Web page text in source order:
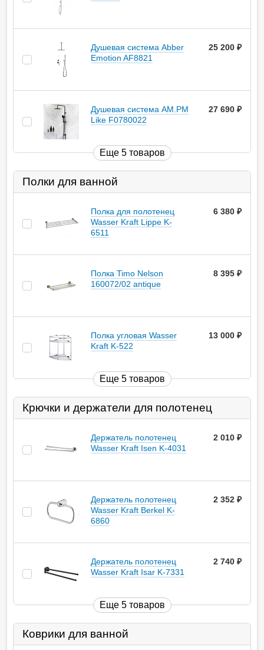
Душевая система Abber
Emotion AF8821
25 200
Душевая система AM.PM
Like F0780022
27 690
Еще 5 товаров
Полки для ванной
Полка для полотенец
Wasser Kraft Lippe K-
6511
6 380
Полка Timo Nelson
160072/02 antique
8 395
Полка угловая Wasser
Kraft K-522
13 000
Еще 5 товаров
Крючки и держатели для полотенец
Держатель полотенец
Wasser Kraft Isen K-4031
2 010
Держатель полотенец
Wasser Kraft Berkel K-
6860
2 352
Держатель полотенец
Wasser Kraft Isar K-7331
2 740
Еще 5 товаров
Коврики для ванной